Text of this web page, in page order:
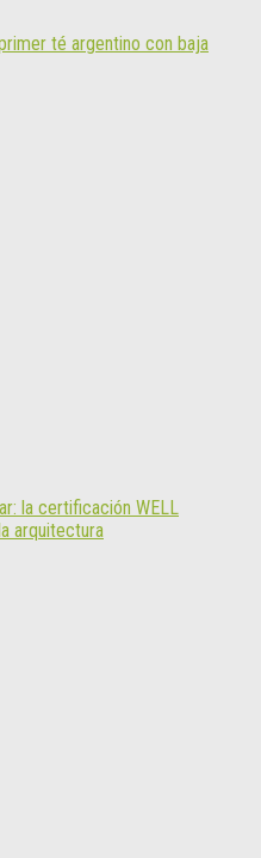
té argentino con baja
la certificación WELL
arquitectura